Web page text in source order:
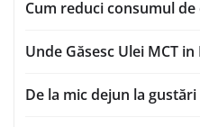
Cum reduci consumul de
Unde Găsesc Ulei MCT in
De la mic dejun la gustări